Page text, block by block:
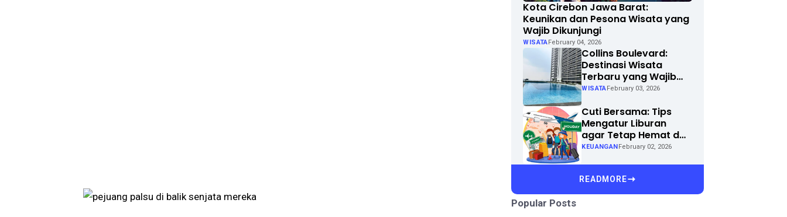
Kota Cirebon Jawa Barat:
Keunikan dan Pesona Wisata yang
Wajib Dikunjungi
WISATA February 04, 2026
Collins Boulevard:
Destinasi Wisata
Terbaru yang Wajib
Dikunjungi di Kota
WISATA February 03, 2026
Cuti Bersama: Tips
Mengatur Liburan
agar Tetap Hemat dan
Menyenangkan
KEUANGAN February 02, 2026
READMORE
Popular Posts